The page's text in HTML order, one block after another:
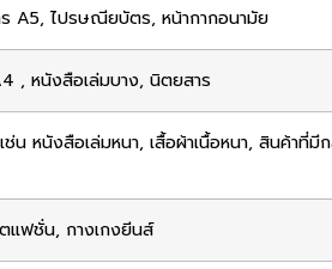
ร A5, ไปรษณียบัตร, หน้ากากอนามัย
, หนังสือเล่มบาง, นิตยสาร
น หนังสือเล่มหนา, เสื้อผ้าเนื้อหนา, สินค้าที่มี
แฟชั่น, กางเกงยีนส์